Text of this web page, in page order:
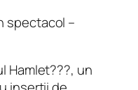
spectacol –
Hamlet???, un